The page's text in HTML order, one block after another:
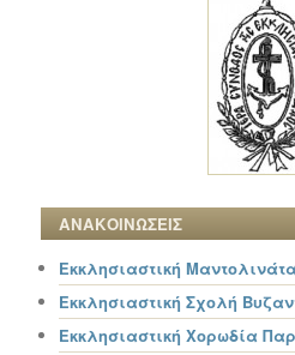
ΑΝΑΚΟΙΝΩΣΕΙΣ
Εκκλησιαστική
Εκκλησιαστική Σχολή
Εκκλησιαστική Χορωδία